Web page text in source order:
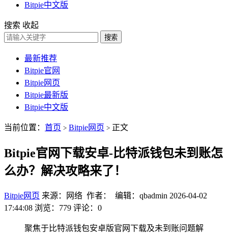
Bitpie中文版
搜索 收起
搜索
最新推荐
Bitpie官网
Bitpie网页
Bitpie最新版
Bitpie中文版
当前位置： 首页 > Bitpie网页 > 正文
Bitpie官网下载安卓-比特派钱包未到账怎
么办？解决攻略来了！
Bitpie网页 来源：网络 作者： 编辑：qbadmin 2026-04-02
17:44:08 浏览：779 评论：0
聚焦于比特派钱包安卓版官网下载及未到账问题解